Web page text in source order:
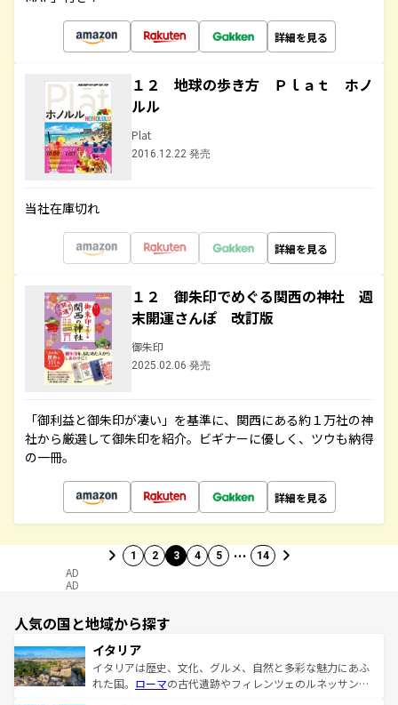
詳細を見る
１２ 地球の歩き方 Ｐｌａｔ ホノ
ルル
Plat
2016.12.22 発売
当社在庫切れ
詳細を見る
１２ 御朱印でめぐる関西の神社 週
末開運さんぽ 改訂版
御朱印
2025.02.06 発売
「御利益と御朱印が凄い」を基準に、関西にある約１万社の神
社から厳選して御朱印を紹介。ビギナーに優しく、ツウも納得
の一冊。
詳細を見る
1 2 3 4 5 … 14
AD
AD
人気の国と地域から探す
イタリア
イタリアは歴史、文化、グルメ、自然と多彩な魅力にあふ
れた国。 ローマの古代遺跡やフィレンツェのルネッサンス